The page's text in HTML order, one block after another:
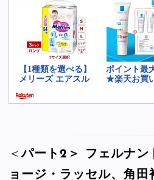
＜パート2＞ フェルナン
ョージ・ラッセル、角田